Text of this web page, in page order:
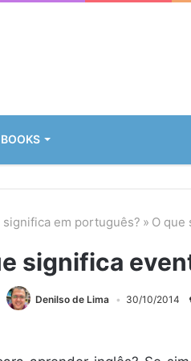
significa em português? » O que
significa
Denilso de Lima 30/10/2014